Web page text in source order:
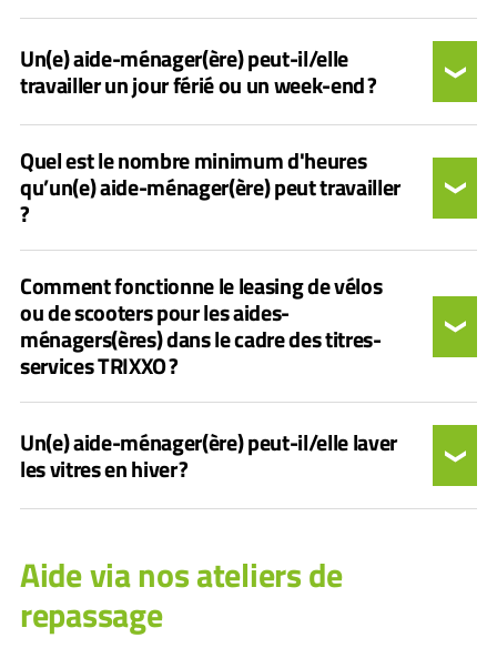
Un(e) aide-ménager(ère) peut-il/elle
travailler un jour férié ou un week-end ?
Quel est le nombre minimum d'heures
qu’un(e) aide-ménager(ère) peut travailler
?
Comment fonctionne le leasing de vélos
ou de scooters pour les aides-
ménagers(ères) dans le cadre des titres-
services TRIXXO ?
Un(e) aide-ménager(ère) peut-il/elle laver
les vitres en hiver ?
Aide via nos ateliers de
repassage